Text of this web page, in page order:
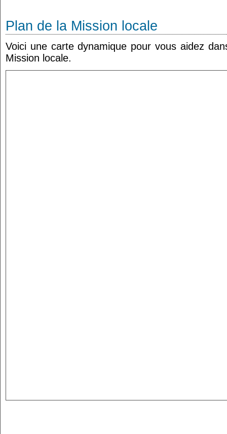
Plan de la Mission locale
Voici une carte dynamique pour vous aidez
Mission locale.